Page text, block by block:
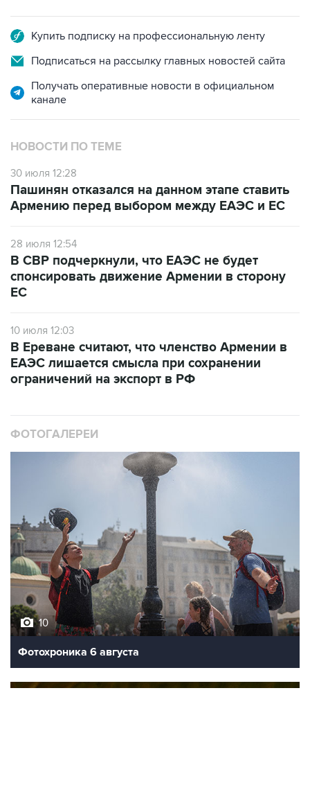
Купить подписку на профессиональную ленту
Подписаться на рассылку главных новостей сайта
Получать оперативные новости в официальном
канале
НОВОСТИ ПО ТЕМЕ
30 июля 12:28
Пашинян отказался на данном этапе ставить
Армению перед выбором между ЕАЭС и ЕС
28 июля 12:54
В СВР подчеркнули, что ЕАЭС не будет
спонсировать движение Армении в сторону
ЕС
10 июля 12:03
В Ереване считают, что членство Армении в
ЕАЭС лишается смысла при сохранении
ограничений на экспорт в РФ
ФОТОГАЛЕРЕИ
10
Фотохроника 6 августа